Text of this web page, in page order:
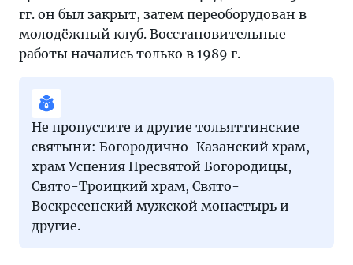
гг. он был закрыт, затем переоборудован в
молодёжный клуб. Восстановительные
работы начались только в 1989 г.
Не пропустите и другие тольяттинские
святыни: Богородично-Казанский храм,
храм Успения Пресвятой Богородицы,
Свято-Троицкий храм, Свято-
Воскресенский мужской монастырь и
другие.